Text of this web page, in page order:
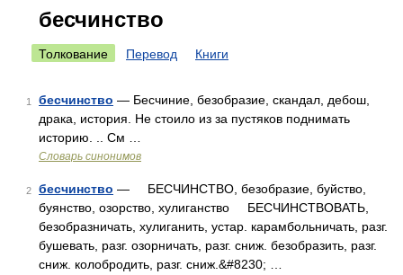
бесчинство
Толкование Перевод Книги
1 бесчинство — Бесчиние, безобразие, скандал, дебош,
драка, история. Не стоило из за пустяков поднимать
историю. .. См …
Словарь синонимов
2 бесчинство — БЕСЧИНСТВО, безобразие, буйство,
буянство, озорство, хулиганство БЕСЧИНСТВОВАТЬ,
безобразничать, хулиганить, устар. карамбольничать, разг.
бушевать, разг. озорничать, разг. сниж. безобразить, разг.
сниж. колобродить, разг. сниж.&#8230; …